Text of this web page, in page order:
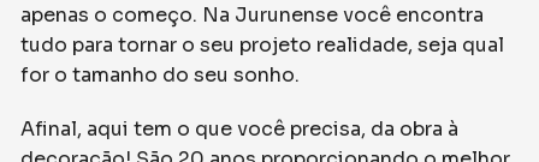
apenas o começo. Na Jurunense você encontra
tudo para tornar o seu projeto realidade, seja qual
for o tamanho do seu sonho.
Afinal, aqui tem o que você precisa, da obra à